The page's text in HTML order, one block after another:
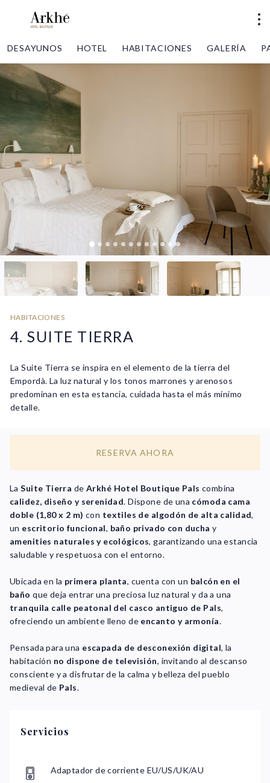
HOTEL HABITACIONES
DESAYUNOS GALERÍA
HABITACIONES
4. SUITE TIERRA
La Suite Tierra se inspira en el elemento de la tierra del
Empordà. La luz natural y los tonos marrones y arenosos
predominan en esta estancia, cuidada hasta el más mínimo
detalle.
RESERVA AHORA
LaSuite Tierra de Arkhé Hotel Boutique Pals combina
calidez, diseño y serenidad. Dispone de una cómoda cama
doble (1,80 x 2 m) con textiles de algodón de alta calidad,
un escritorio funcional, baño privado con ducha y
amenities naturales y ecológicos, garantizando una estancia
saludable y respetuosa con el entorno.
Ubicada en la primera planta, cuenta con un balcón en el
baño que deja entrar una preciosa luz natural y da a una
tranquila calle peatonal del casco antiguo de Pals,
ofreciendo un ambiente lleno de encanto y armonía.
Pensada para una escapada de desconexión digital, la
habitación no dispone de televisión, invitando al descanso
consciente y a disfrutar de la calma y belleza del pueblo
medieval de Pals.
Servicios
Adaptador de corriente EU/US/UK/AU